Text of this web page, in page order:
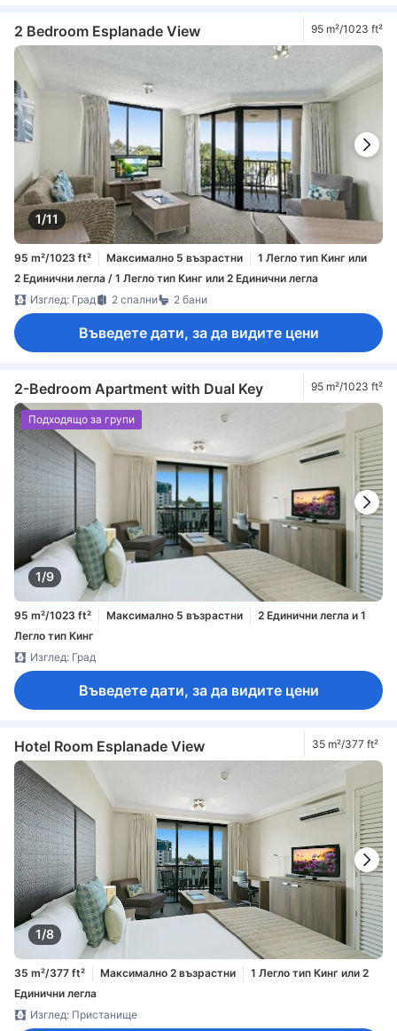
2 Bedroom Esplanade View 95 m²/1023 ft²
1/11
95 m²/1023 ft² Максимално 5 възрастни
1 Легло тип Кинг или
2 Единични легла / 1 Легло тип Кинг или 2 Единични легла
Изглед: Град
2 спални 2 бани
Въведете дати, за да видите цени
2-Bedroom Apartment with Dual Key 95 m²/1023 ft²
1/9
Подходящо за групи
95 m²/1023 ft² Максимално 5 възрастни
2 Единични легла и 1
Легло тип Кинг
Изглед: Град
Въведете дати, за да видите цени
Hotel Room Esplanade View 35 m²/377 ft²
1/8
35 m²/377 ft² Максимално 2 възрастни
1 Легло тип Кинг или 2
Единични легла
Изглед: Пристанище